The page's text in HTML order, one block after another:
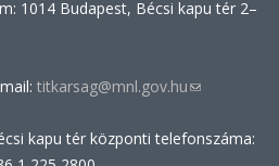
1014 Budapest, Bécsi kapu tér 2–
titkarsag@mnl.gov.hu(link
e-
kapu tér központi telefonszáma: